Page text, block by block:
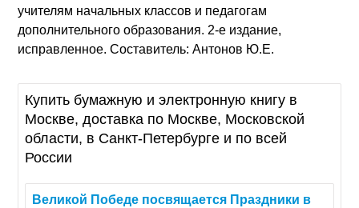
учителям начальных классов и педагогам
дополнительного образования. 2-е издание,
исправленное. Составитель: Антонов Ю.Е.
Купить бумажную и электронную книгу в
Москве, доставка по Москве, Московской
области, в Санкт-Петербурге и по всей
России
Великой Победе посвящается Праздники в